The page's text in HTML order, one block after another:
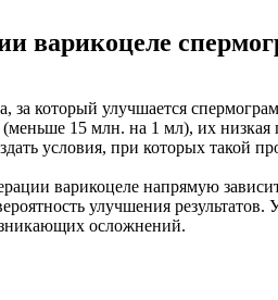
варикоцеле
который улучшается
(меньше 15 млн. на 1 мл), их
условия, при которых такой
варикоцеле напрямую
улучшения результатов.
осложнений.